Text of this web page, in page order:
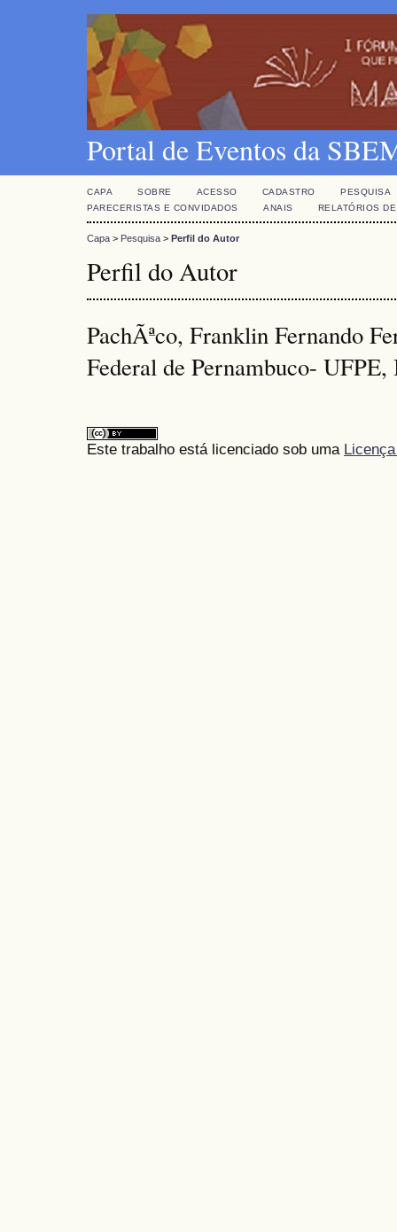
Portal de Eventos da
CAPA SOBRE ACESSO CADASTRO
PESQUISA
PARECERISTAS E CONVIDADOS
ANAIS RELATÓRIOS
Capa > Pesquisa > Perfil do Autor
Perfil do Autor
PachÃªco, Franklin Fernando
Federal de Pernambuco-
Este trabalho está licenciado sob uma